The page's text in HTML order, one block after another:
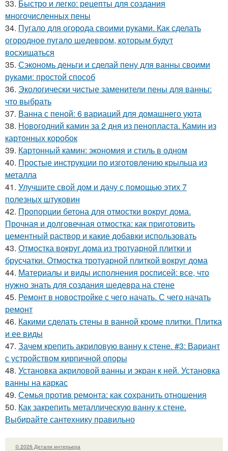
33. Быстро и легко: рецепты для создания
многочисленных пены
34. Пугало для огорода своими руками. Как сделать
огородное пугало шедевром, которым будут
восхищаться
35. Сэкономь деньги и сделай пену для ванны своими
руками: простой способ
36. Экологически чистые заменители пены для ванны:
что выбрать
37. Ванна с пеной: 6 вариаций для домашнего уюта
38. Новогодний камин за 2 дня из пенопласта. Камин из
картонных коробок
39. Картонный камин: экономия и стиль в одном
40. Простые инструкции по изготовлению крыльца из
металла
41. Улучшите свой дом и дачу с помощью этих 7
полезных штуковин
42. Пропорции бетона для отмостки вокруг дома.
Прочная и долговечная отмостка: как приготовить
цементный раствор и какие добавки использовать
43. Отмостка вокруг дома из тротуарной плитки и
брусчатки. Отмостка тротуарной плиткой вокруг дома
44. Материалы и виды исполнения росписей: все, что
нужно знать для создания шедевра на стене
45. Ремонт в новостройке с чего начать. С чего начать
ремонт
46. Какими сделать стены в ванной кроме плитки. Плитка
и ее виды
47. Зачем крепить акриловую ванну к стене. #3: Вариант
с устройством кирпичной опоры
48. Установка акриловой ванны и экран к ней. Установка
ванны на каркас
49. Семья против ремонта: как сохранить отношения
50. Как закрепить металлическую ванну к стене.
Выбирайте сантехнику правильно
© 2026 Детали интерьера